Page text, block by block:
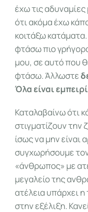
έχω τις
ότι ακόμα έχω
κοιτάξω
φτάσω πιο
μου, σε αυτό που
φτάσω. Άλλωστε
Όλα είναι
Καταλαβαίνω ότι
στιγματίζουν την
ίσως να μην είναι
συγχωρήσουμε
«άνθρωπος» με
μεγαλείο της
ατέλεια υπάρχει η
στην εξέλιξη.